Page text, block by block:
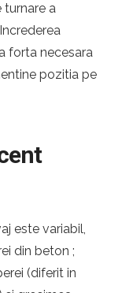
turnare a
forta necesara
pozitia pe
este variabil,
din beton ;
(diferit in